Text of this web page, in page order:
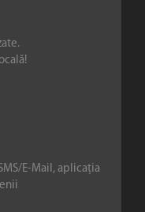
E-Mail, aplicația